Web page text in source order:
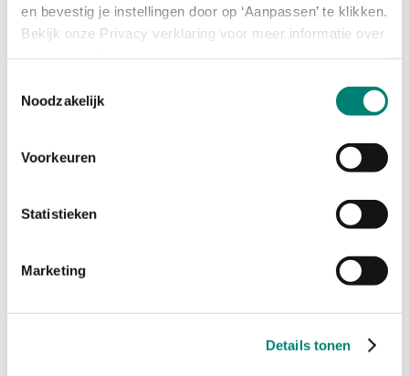
en bevestig je instellingen door op ‘Aanpassen’ te klikken.
Bekijk onze Privacy verklaring voor meer informatie over
Noodzakelijk
Voorkeuren
Statistieken
Marketing
Details tonen
Onder begeleiding van onze specialisten krijg je
inzicht in de werking van diverse machines en
hoe technische keuzes het eindresultaat
materialen en makers vormen één continu
uitgevonden. Een inspirerende inkijk in hoe
hedendaagse textielproductie écht tot leven